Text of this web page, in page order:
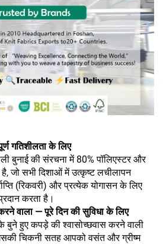
गतिशीलता के लिए
बुनाई की संरचना में 80% पॉलिएस्टर और
जो सभी दिशाओं में उत्कृष्ट लचीलापन
(रिकवरी) और प्रत्येक योगासन के लिए
करता है।
वाला — पूरे दिन की सुविधा के लिए
हुए कपड़े की श्वासोच्छवास करने वाली
चिकनी सतह आपको वसंत और ग्रीष्म